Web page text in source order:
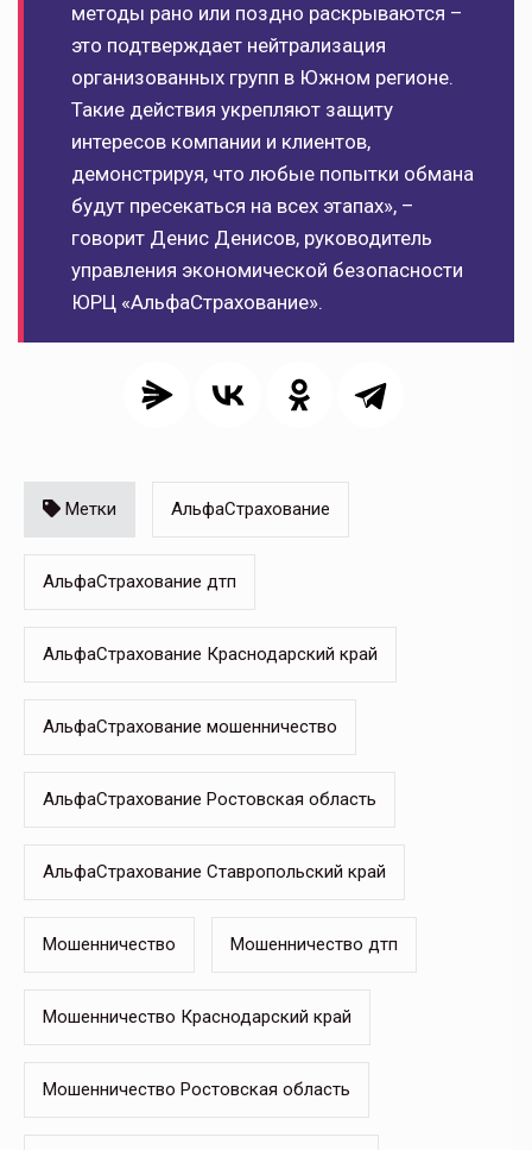
методы рано или поздно раскрываются –
это подтверждает нейтрализация
организованных групп в Южном регионе.
Такие действия укрепляют защиту
интересов компании и клиентов,
демонстрируя, что любые попытки обмана
будут пресекаться на всех этапах», –
говорит Денис Денисов, руководитель
управления экономической безопасности
ЮРЦ «АльфаСтрахование».
Метки АльфаСтрахование
АльфаСтрахование дтп
АльфаСтрахование Краснодарский край
АльфаСтрахование мошенничество
АльфаСтрахование Ростовская область
АльфаСтрахование Ставропольский край
Мошенничество Мошенничество дтп
Мошенничество Краснодарский край
Мошенничество Ростовская область